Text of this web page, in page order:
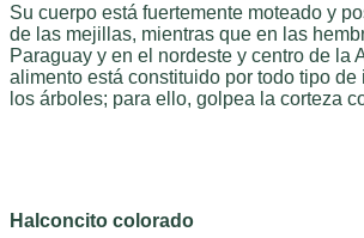
Su cuerpo está fuertemente moteado y
de las mejillas, mientras que en las
Paraguay y en el nordeste y centro de
alimento está constituido por todo tipo
los árboles; para ello, golpea la corteza
Halconcito colorado